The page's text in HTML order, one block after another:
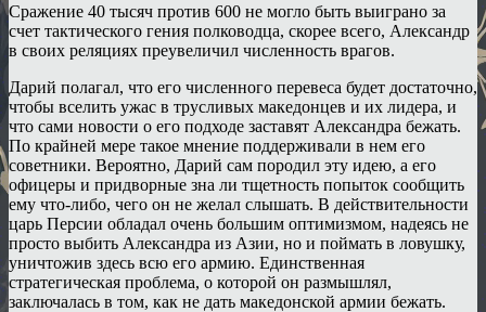
Сражение 40 тысяч против 600 не могло быть выиграно за
счет тактического гения полководца, скорее всего, Александр
в своих реляциях преувеличил численность врагов.
Дарий полагал, что его численного перевеса будет достаточно,
чтобы вселить ужас в трусливых македонцев и их лидера, и
что сами новости о его подходе заставят Александра бежать.
По крайней мере такое мнение поддерживали в нем его
советники. Вероятно, Дарий сам породил эту идею, а его
офицеры и придворные зна ли тщетность попыток сообщить
ему что-либо, чего он не желал слышать. В действительности
царь Персии обладал очень большим оптимизмом, надеясь не
просто выбить Александра из Азии, но и поймать в ловушку,
уничтожив здесь всю его армию. Единственная
стратегическая проблема, о которой он размышлял,
заключалась в том, как не дать македонской армии бежать.